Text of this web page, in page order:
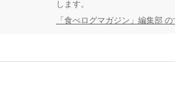
します。
「食べログマガジン」編集部